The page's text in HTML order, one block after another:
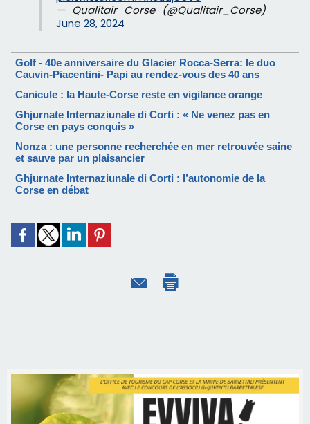
— Qualitair Corse (@Qualitair_Corse)
June 28, 2024
Golf - 40e anniversaire du Glacier Rocca-Serra: le duo
Cauvin-Piacentini- Papi au rendez-vous des 40 ans
Canicule : la Haute-Corse reste en vigilance orange
Ghjurnate Internaziunale di Corti : « Ne venez pas en
Corse en pays conquis »
Nonza : une personne recherchée en mer retrouvée saine
et sauve par un plaisancier
Ghjurnate Internaziunale di Corti : l’autonomie de la
Corse en débat